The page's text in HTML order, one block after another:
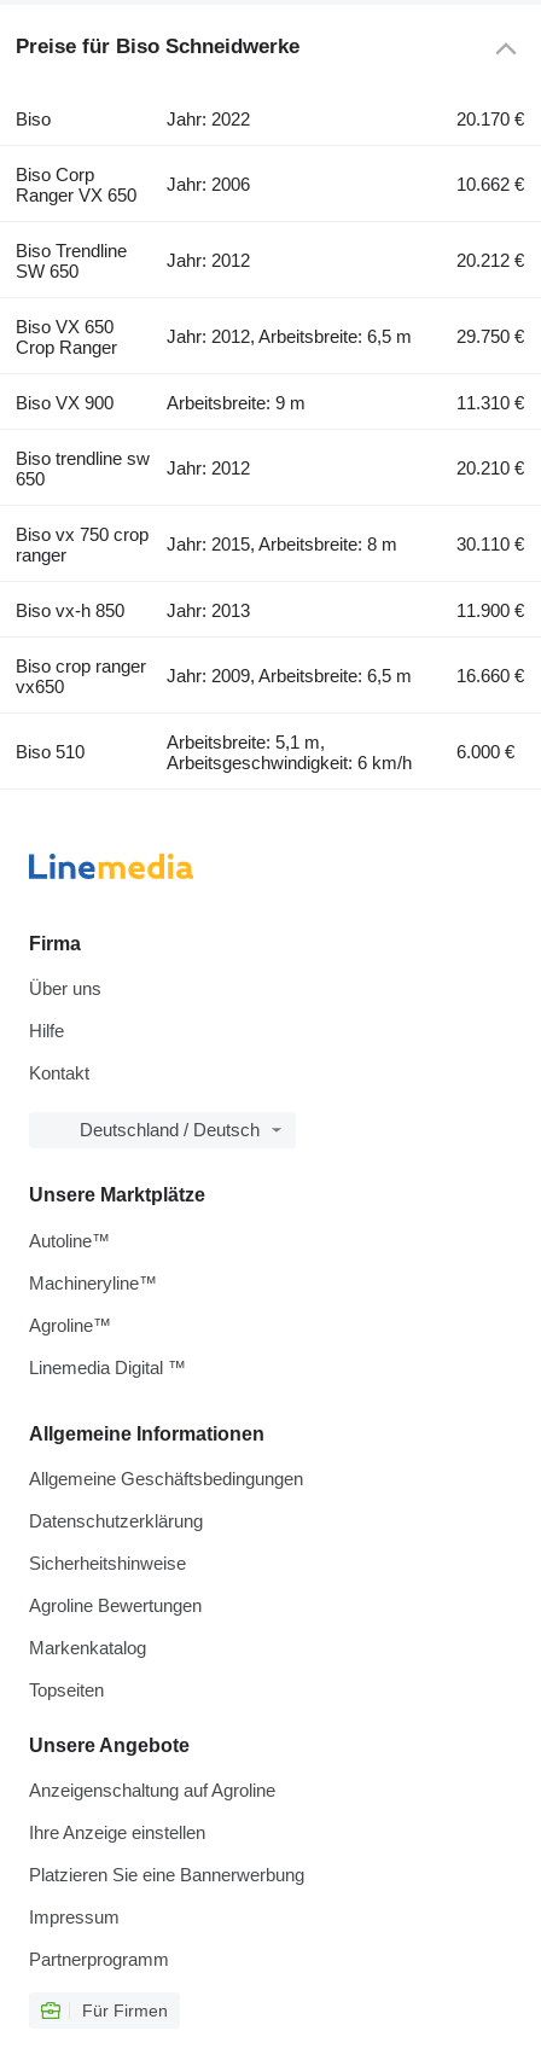
Preise für Biso Schneidwerke
Biso Jahr: 2022 20.170 €
Biso Corp
Ranger VX 650
Jahr: 2006 10.662 €
Biso Trendline
SW 650
Jahr: 2012 20.212 €
Biso VX 650
Crop Ranger
Jahr: 2012, Arbeitsbreite: 6,5 m 29.750 €
Biso VX 900 Arbeitsbreite: 9 m 11.310 €
Biso trendline sw
650
Jahr: 2012 20.210 €
Biso vx 750 crop
ranger
Jahr: 2015, Arbeitsbreite: 8 m 30.110 €
Biso vx-h 850 Jahr: 2013 11.900 €
Biso crop ranger
vx650
Jahr: 2009, Arbeitsbreite: 6,5 m 16.660 €
Biso 510
Arbeitsbreite: 5,1 m,
Arbeitsgeschwindigkeit: 6 km/h
6.000 €
Firma
Über uns
Hilfe
Kontakt
Deutschland / Deutsch
Allgemeine Informationen
Allgemeine Geschäftsbedingungen
Datenschutzerklärung
Sicherheitshinweise
Agroline Bewertungen
Markenkatalog
Topseiten
Unsere Angebote
Anzeigenschaltung auf Agroline
Ihre Anzeige einstellen
Platzieren Sie eine Bannerwerbung
Impressum
Partnerprogramm
Für Firmen
Unsere Marktplätze
Autoline™
Machineryline™
Agroline™
Linemedia Digital ™